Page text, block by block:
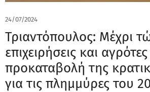
24/07/2024
Τριαντόπουλος: Μέχρι
επιχειρήσεις και
προκαταβολή της
για τις πλημμύρες του